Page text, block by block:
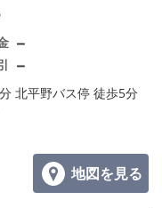
－
－
北平野バス停 徒歩5分
地図を見る